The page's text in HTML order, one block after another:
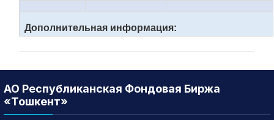
Дополнительная информация:
АО Республиканская Фондовая Биржа
«Тошкент»